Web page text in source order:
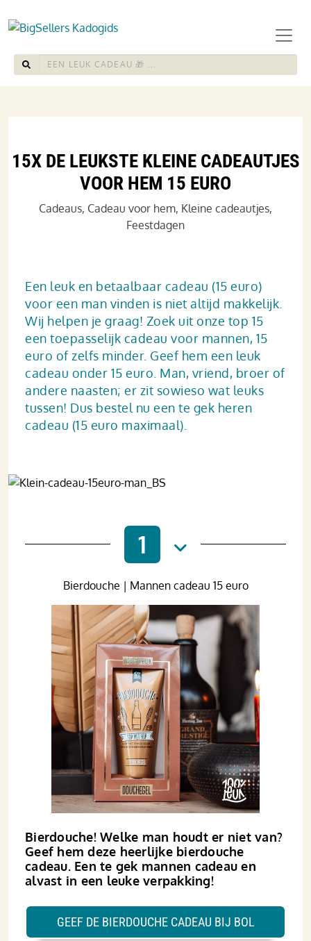
15X DE LEUKSTE KLEINE CADEAUTJES
VOOR HEM 15 EURO
Cadeaus, Cadeau voor hem, Kleine cadeautjes,
Feestdagen
Een leuk en betaalbaar cadeau (15 euro)
voor een man vinden is niet altijd makkelijk.
Wij helpen je graag! Zoek uit onze top 15
een toepasselijk cadeau voor mannen, 15
euro of zelfs minder. Geef hem een leuk
cadeau onder 15 euro. Man, vriend, broer of
andere naasten; er zit sowieso wat leuks
tussen! Dus bestel nu een te gek heren
cadeau (15 euro maximaal).
1
Bierdouche! Welke man houdt er niet van?
Geef hem deze heerlijke bierdouche
cadeau. Een te gek mannen cadeau en
alvast in een leuke verpakking!
Bierdouche | Mannen cadeau 15 euro
GEEF DE BIERDOUCHE CADEAU BIJ BOL